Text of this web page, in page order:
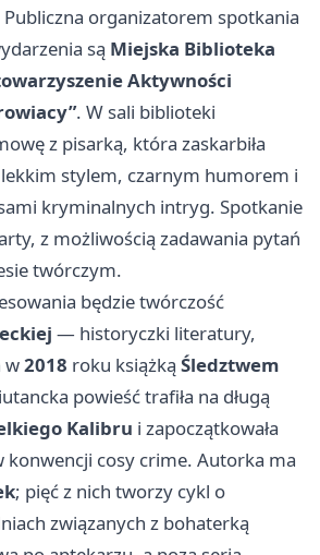
organizatorem spotkania
są Miejska Biblioteka
Aktywności
. W sali biblioteki
z pisarką, która zaskarbiła
stylem, czarnym humorem i
kryminalnych intryg. Spotkanie
z możliwością zadawania pytań
twórczym.
będzie twórczość
— historyczki literatury,
w2018 roku książką Śledztwem
powieść trafiła na długą
Kalibru i zapoczątkowała
konwencji cosy crime. Autorka ma
; pięć z nich tworzy cykl o
związanych z bohaterką